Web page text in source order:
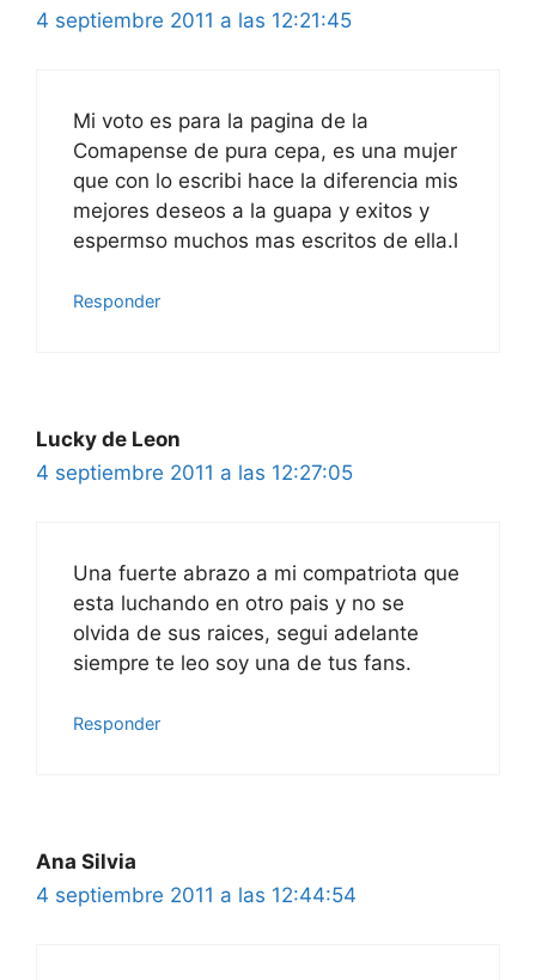
4 septiembre 2011 a las 12:21:45
Mi voto es para la pagina de la
Comapense de pura cepa, es una mujer
que con lo escribi hace la diferencia mis
mejores deseos a la guapa y exitos y
espermso muchos mas escritos de ella.l
Responder
Lucky de Leon
4 septiembre 2011 a las 12:27:05
Una fuerte abrazo a mi compatriota que
esta luchando en otro pais y no se
olvida de sus raices, segui adelante
siempre te leo soy una de tus fans.
Responder
Ana Silvia
4 septiembre 2011 a las 12:44:54